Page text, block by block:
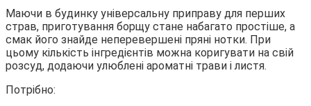
Маючи в будинку універсальну приправу для перших
страв, приготування борщу стане набагато простіше, а
смак його знайде неперевершені пряні нотки. При
цьому кількість інгредієнтів можна коригувати на свій
розсуд, додаючи улюблені ароматні трави і листя.
Потрібно: